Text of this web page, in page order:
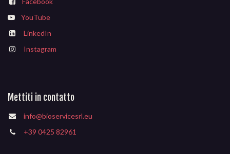
YouTube
LinkedIn
Instagram
Mettiti in contatto
info@bioservicesrl.eu
+39 0425 82961